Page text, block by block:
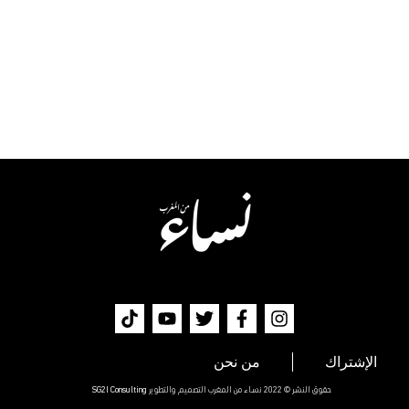
الإشتراك من نحن
حقوق النشر © 2022 نساء من المغرب التصميم والتطوير SG2I Consulting